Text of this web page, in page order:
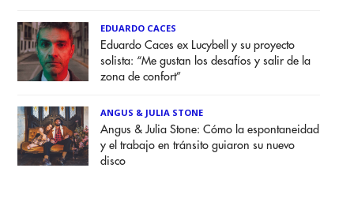
EDUARDO CACES
Eduardo Caces ex Lucybell y su proyecto
solista: “Me gustan los desafíos y salir de la
zona de confort”
ANGUS & JULIA STONE
Angus & Julia Stone: Cómo la espontaneidad
y el trabajo en tránsito guiaron su nuevo
disco